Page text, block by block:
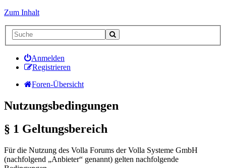
Zum Inhalt
Anmelden
Registrieren
Foren-Übersicht
Nutzungsbedingungen
§ 1 Geltungsbereich
Für die Nutzung des Volla Forums der Volla Systeme GmbH
(nachfolgend „Anbieter“ genannt) gelten nachfolgende